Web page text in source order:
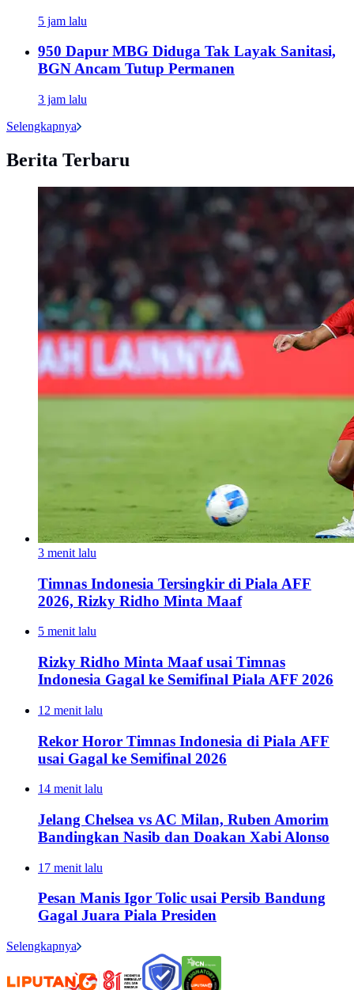
5 jam lalu
950 Dapur MBG Diduga Tak Layak Sanitasi,
BGN Ancam Tutup Permanen
3 jam lalu
Selengkapnya
Berita Terbaru
3 menit lalu
Timnas Indonesia Tersingkir di Piala AFF
2026, Rizky Ridho Minta Maaf
5 menit lalu
Rizky Ridho Minta Maaf usai Timnas
Indonesia Gagal ke Semifinal Piala AFF 2026
12 menit lalu
Rekor Horor Timnas Indonesia di Piala AFF
usai Gagal ke Semifinal 2026
14 menit lalu
Jelang Chelsea vs AC Milan, Ruben Amorim
Bandingkan Nasib dan Doakan Xabi Alonso
17 menit lalu
Pesan Manis Igor Tolic usai Persib Bandung
Gagal Juara Piala Presiden
Selengkapnya